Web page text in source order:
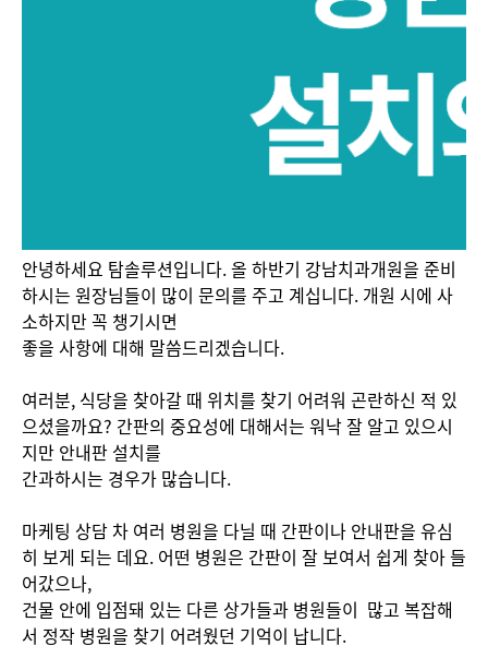
안녕하세요 탐솔루션입니다. 올 하반기 강남치과개원을 준비
하시는 원장님들이 많이 문의를 주고 계십니다. 개원 시에 사
소하지만 꼭 챙기시면
좋을 사항에 대해 말씀드리겠습니다.​
여러분, 식당을 찾아갈 때 위치를 찾기 어려워 곤란하신 적 있
으셨을까요? 간판의 중요성에 대해서는 워낙 잘 알고 있으시
지만 안내판 설치를
간과하시는 경우가 많습니다.
마케팅 상담 차 여러 병원을 다닐 때 간판이나 안내판을 유심
히 보게 되는 데요. 어떤 병원은 간판이 잘 보여서 쉽게 찾아 들
어갔으나,
건물 안에 입점돼 있는 다른 상가들과 병원들이 많고 복잡해
서 정작 병원을 찾기 어려웠던 기억이 납니다.